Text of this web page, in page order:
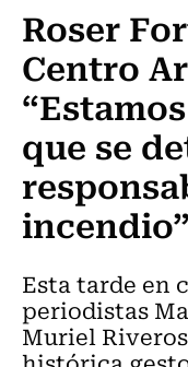
Roser
Centro
que se
incendio”
Esta tarde en
periodistas
Muriel